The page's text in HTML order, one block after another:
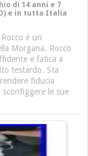
di 14 anni e 7
e in tutta Italia
è un
Morgana. Rocco
e fatica a
testardo. Sta
fiducia
sconfiggere le sue